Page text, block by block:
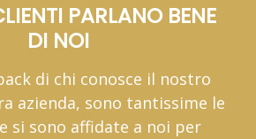
PARLANO BENE
DI NOI
di chi conosce il nostro
azienda, sono tantissime le
si sono affidate a noi per